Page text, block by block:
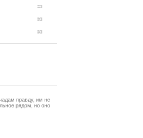
правду, им не
рядом, но оно